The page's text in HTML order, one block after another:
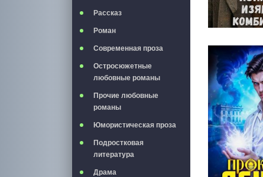
Рассказ
Роман
Современная проза
Остросюжетные
любовные романы
Прочие любовные
романы
Юмористическая проза
Подростковая
литература
Драма